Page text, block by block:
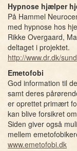
Hypnose hjælper
På Hammel
med hypnose hos
Rikke Overgaard,
deltaget i projektet.
http://www.dr.dk/
Emetofobi
God information til
samt deres
er oprettet primært
kan blive forsikret
Siden giver også
mellem
www.emetofobi.dk